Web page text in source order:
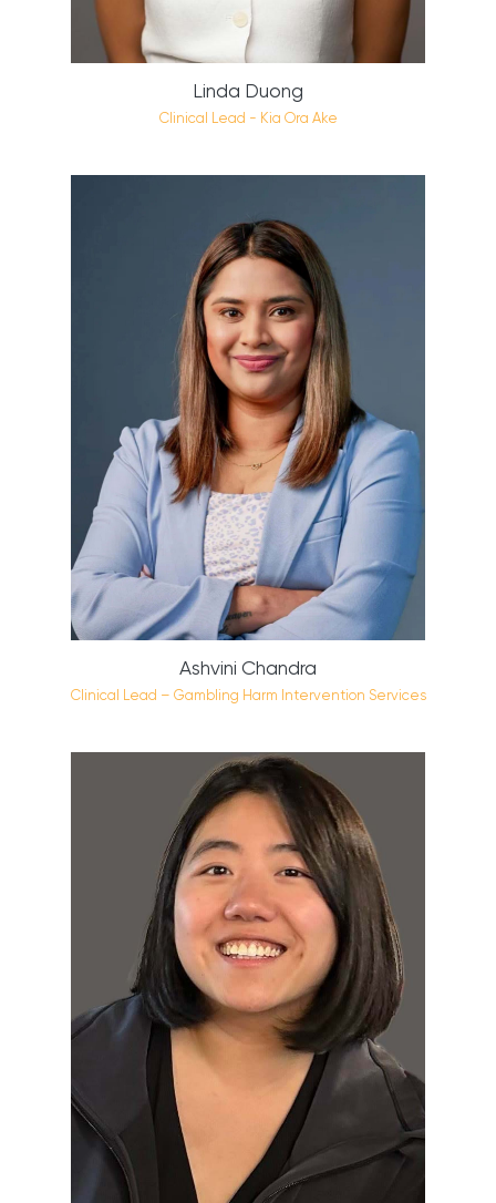
Linda Duong
Clinical Lead - Kia Ora Ake
Ashvini Chandra
Clinical Lead – Gambling Harm Intervention Services